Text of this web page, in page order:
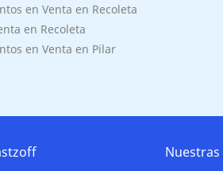
en Venta en Recoleta
en Recoleta
en Venta en Pilar